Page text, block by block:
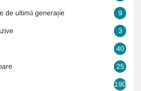
de ultimă generație 9
3
40
25
190